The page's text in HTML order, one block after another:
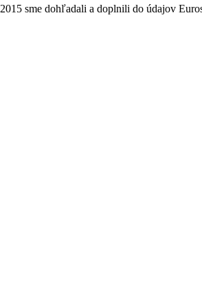
sme dohľadali a doplnili do údajov